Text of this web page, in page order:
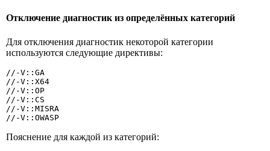
Отключение диагностик из определённых категорий
Для отключения диагностик некоторой категории
используются следующие директивы:
//-V::GA
//-V::X64
//-V::OP
//-V::CS
//-V::MISRA
//-V::OWASP
Пояснение для каждой из категорий: